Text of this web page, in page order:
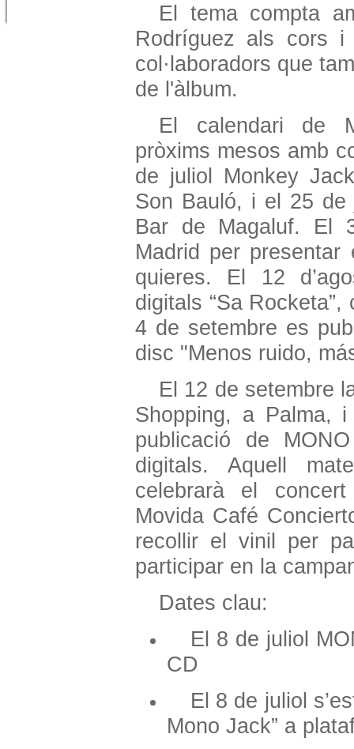
El tema compta
Rodríguez als cors
col·laboradors que
de l'àlbum.
El calendari de
pròxims mesos amb
de juliol Monkey
Son Bauló, i el 25
Bar de Magaluf. El
Madrid per
quieres. El 12
digitals “Sa
4 de setembre es
disc "Menos ruido,
El 12 de setembre
Shopping, a Palma,
publicació de
digitals. Aquell
celebrarà el
Movida Café
recollir el vinil per
participar en la
Dates clau:
El 8 de juliol
CD
El 8 de juliol
Mono Jack” a